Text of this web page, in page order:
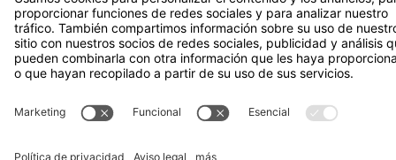
SÍGUENOS EN
Rotax Bike Technology AG © 2025